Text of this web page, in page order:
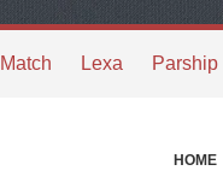
Lexa Parship
HOME